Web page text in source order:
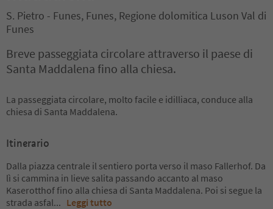
S. Pietro - Funes, Funes, Regione dolomitica Luson Val di
Funes
Breve passeggiata circolare attraverso il paese di
Santa Maddalena fino alla chiesa.
La passeggiata circolare, molto facile e idilliaca, conduce alla
chiesa di Santa Maddalena.
Itinerario
Dalla piazza centrale il sentiero porta verso il maso Fallerhof. Da
lì si cammina in lieve salita passando accanto al maso
Kaserotthof fino alla chiesa di Santa Maddalena. Poi si segue la
strada asfal... Leggi tutto